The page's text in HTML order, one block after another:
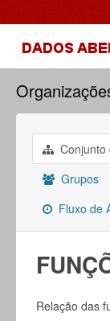
Conjuntos de
Grupos
Sobre
Conjunto
Grupos
Fluxo de
Relação das